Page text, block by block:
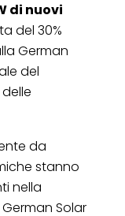
di nuovi
del 30%
German
del
da
stanno
nella
Solar